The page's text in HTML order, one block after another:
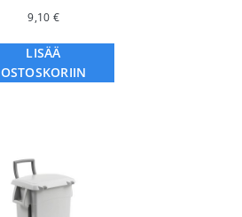
9,10 €
LISÄÄ
OSTOSKORIIN